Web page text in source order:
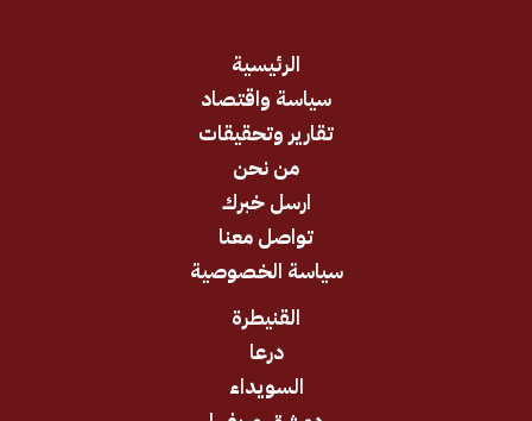
سياسة واقتصاد
تقارير وتحقيقات
ارسل خبرك
تواصل معنا
سياسة الخصوصية